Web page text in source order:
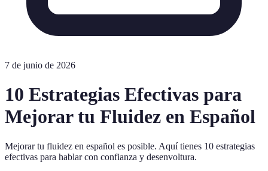
7 de junio de 2026
10 Estrategias Efectivas para
Mejorar tu Fluidez en Español
Mejorar tu fluidez en español es posible. Aquí tienes 10 estrategias
efectivas para hablar con confianza y desenvoltura.